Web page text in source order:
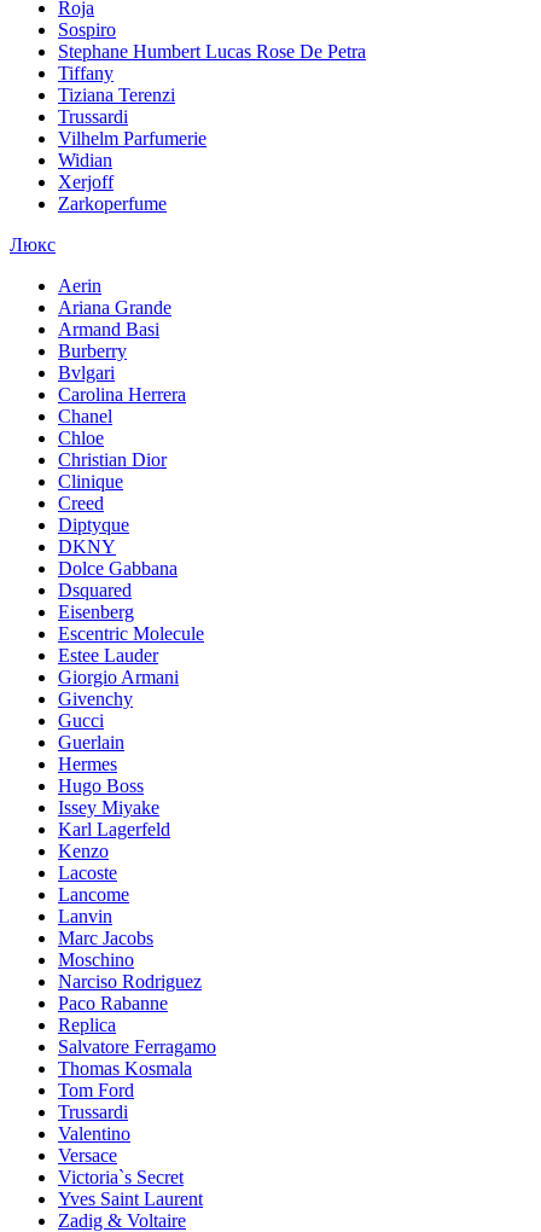
Roja
Sospiro
Stephane Humbert Lucas Rose De Petra
Tiffany
Tiziana Terenzi
Trussardi
Vilhelm Parfumerie
Widian
Xerjoff
Zarkoperfume
Люкс
Aerin
Ariana Grande
Armand Basi
Burberry
Bvlgari
Carolina Herrera
Chanel
Chloe
Christian Dior
Clinique
Creed
Diptyque
DKNY
Dolce Gabbana
Dsquared
Eisenberg
Escentric Molecule
Estee Lauder
Giorgio Armani
Givenchy
Gucci
Guerlain
Hermes
Hugo Boss
Issey Miyake
Karl Lagerfeld
Kenzo
Lacoste
Lancome
Lanvin
Marc Jacobs
Moschino
Narciso Rodriguez
Paco Rabanne
Replica
Salvatore Ferragamo
Thomas Kosmala
Tom Ford
Trussardi
Valentino
Versace
Victoria`s Secret
Yves Saint Laurent
Zadig & Voltaire